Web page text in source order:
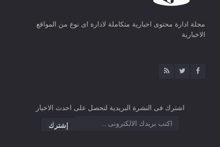
مجلة ادارة محتوى اخبارية متكاملة لادارة اى نوع من المواقع
الاخبارية
اشترك فى النشرة البريدية لتحصل على احدث الاخبار